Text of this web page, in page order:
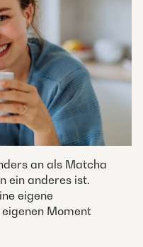
an als Matcha
ein anderes ist.
eigene
Moment